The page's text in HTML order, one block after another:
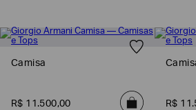
Camisa
R$ 11 .500,00 R$ 11 .